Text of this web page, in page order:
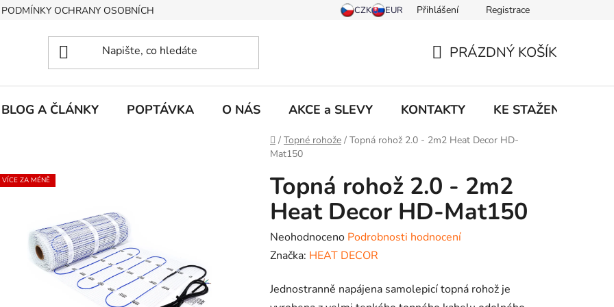
PODMÍNKY OCHRANY OSOBNÍCH ÚDAJŮ Přihlášení Registrace
KOŠÍK
PRÁZDNÝ KOŠÍK
BLOG A ČLÁNKY POPTÁVKA O NÁS AKCE a SLEVY KONTAKTY KE STAŽENÍ
Domů
/ Topné rohože / Topná rohož 2.0 - 2m2 Heat Decor HD-
Mat150
Topná rohož 2.0 - 2m2
Heat Decor HD-Mat150
Průměrné
hodnocení
je
Neohodnoceno Podrobnosti hodnocení
Značka: HEAT DECOR
Jednostranně napájena samolepicí topná rohož je
VÍCE ZA MÉNĚ